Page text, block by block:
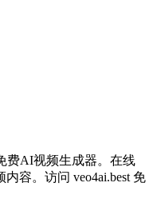
费AI视频生成器。在线
容。访问 veo4ai.best 免